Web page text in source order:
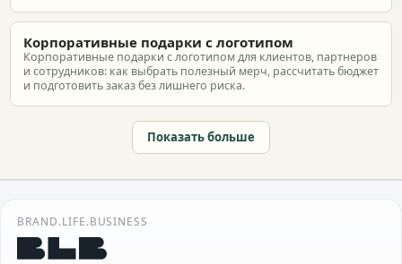
Корпоративные подарки с логотипом
Корпоративные подарки с логотипом для клиентов, партнеров
и сотрудников: как выбрать полезный мерч, рассчитать бюджет
и подготовить заказ без лишнего риска.
Показать больше
BRAND.LIFE.BUSINESS